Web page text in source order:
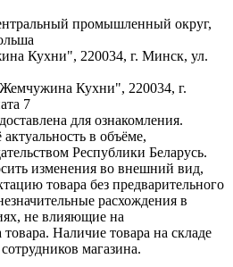
промышленный округ,
Кухни", 220034, г. Минск, ул.
Кухни", 220034, г.
7
для ознакомления.
в объёме,
Республики Беларусь.
изменения во внешний вид,
товара без предварительного
расхождения в
не влияющие на
товара. Наличие товара на складе
магазина.